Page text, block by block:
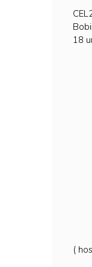
18
(